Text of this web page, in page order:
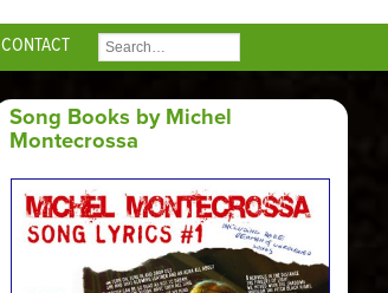
CONTACT
SEARCH
FOR:
Song Books by Michel
Montecrossa